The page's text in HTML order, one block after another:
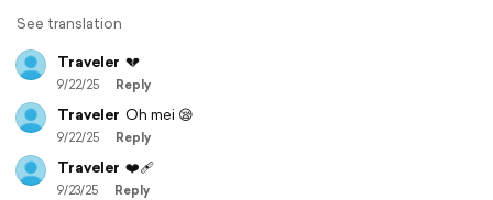
See translation
Traveler 💔
9/22/25 Reply
Traveler Oh mei 😪
9/22/25 Reply
Traveler ❤️‍🩹
9/23/25 Reply